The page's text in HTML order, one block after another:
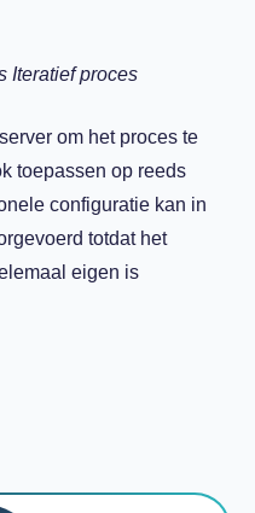
Iteratief proces
om het proces te
toepassen op reeds
configuratie kan in
totdat het
eigen is